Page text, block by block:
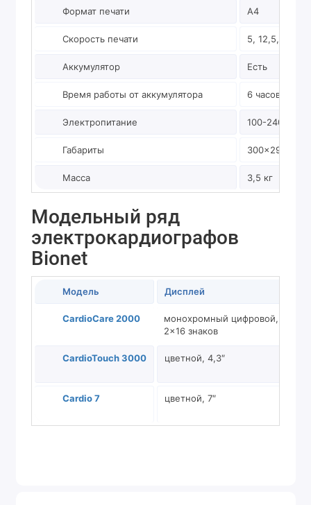
Формат печати А4
Скорость печати 5, 12,5, 25,
Аккумулятор Есть
Время работы от аккумулятора 6 часов
Электропитание 100-240В,
Габариты
Масса 3,5 кг
Модельный ряд
электрокардиографов
Bionet
Модель Дисплей
CardioCare 2000
монохромный цифровой,
2×16 знаков
CardioTouch 3000 цветной, 4,3″
Cardio 7 цветной, 7″